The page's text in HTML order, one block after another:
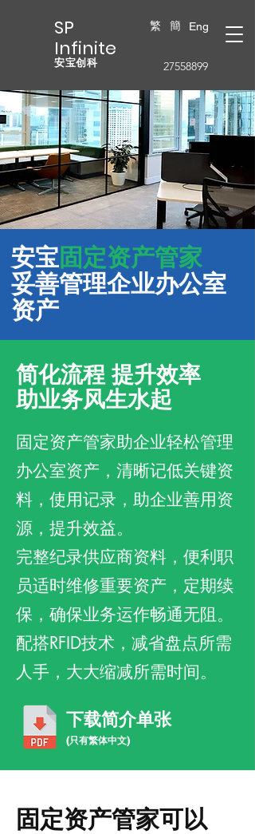
SP
Infinite
安宝创科
繁 簡 Eng
27558899
安宝固定资产管家
妥善管理企业办公室
资产
简化流程 提升效率
助业务风生水起
固定资产管家助企业轻松管理
办公室资产，清晰记低关键资
料，使用记录，助企业善用资
源，提升效益。
完整纪录供应商资料，便利职
员适时维修重要资产，定期续
保，确保业务运作畅通无阻。
配搭RFID技术，减省盘点所需
人手，大大缩减所需时间。
下载简介单张
(只有繁体中文)
固定资产管家可以